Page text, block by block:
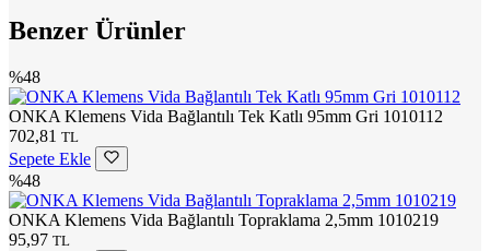
Benzer Ürünler
%48
ONKA Klemens Vida Bağlantılı Tek Katlı 95mm Gri 1010112
702,81 TL
Sepete Ekle
%48
ONKA Klemens Vida Bağlantılı Topraklama 2,5mm 1010219
95,97 TL